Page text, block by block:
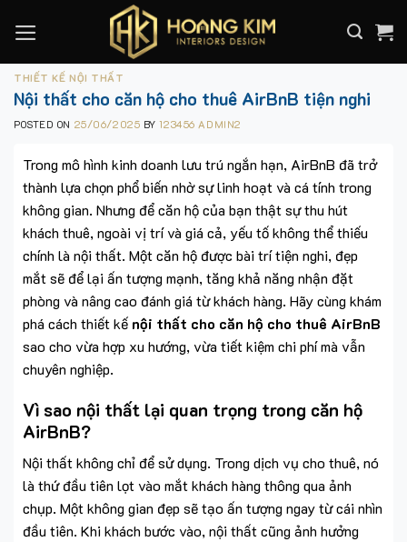
THIẾT KẾ NỘI THẤT
Nội thất cho căn hộ cho thuê AirBnB tiện nghi
POSTED ON 25/06/2025 BY123456 ADMIN2
Trong mô hình kinh doanh lưu trú ngắn hạn, AirBnB đã trở
thành lựa chọn phổ biến nhờ sự linh hoạt và cá tính trong
không gian. Nhưng để căn hộ của bạn thật sự thu hút
khách thuê, ngoài vị trí và giá cả, yếu tố không thể thiếu
chính là nội thất. Một căn hộ được bài trí tiện nghi, đẹp
mắt sẽ để lại ấn tượng mạnh, tăng khả năng nhận đặt
phòng và nâng cao đánh giá từ khách hàng. Hãy cùng khám
phá cách thiết kế nội thất cho căn hộ cho thuê AirBnB
sao cho vừa hợp xu hướng, vừa tiết kiệm chi phí mà vẫn
chuyên nghiệp.
Vì sao nội thất lại quan trọng trong căn hộ
AirBnB?
Nội thất không chỉ để sử dụng. Trong dịch vụ cho thuê, nó
là thứ đầu tiên lọt vào mắt khách hàng thông qua ảnh
chụp. Một không gian đẹp sẽ tạo ấn tượng ngay từ cái nhìn
đầu tiên. Khi khách bước vào, nội thất cũng ảnh hưởng